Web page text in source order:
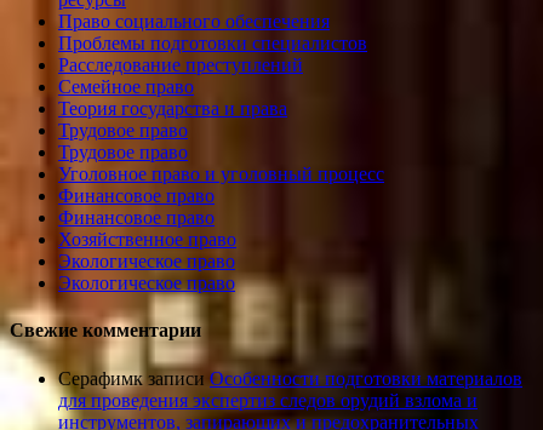
Право социального обеспечения
Проблемы подготовки специалистов
Расследование преступлений
Семейное право
Теория государства и права
Трудовое право
Трудовое право
Уголовное право и уголовный процесс
Финансовое право
Финансовое право
Хозяйственное право
Экологическое право
Экологическое право
Свежие комментарии
Серафимк записи Особенности подготовки материалов
для проведения экспертиз следов орудий взлома и
инструментов, запирающих и предохранительных